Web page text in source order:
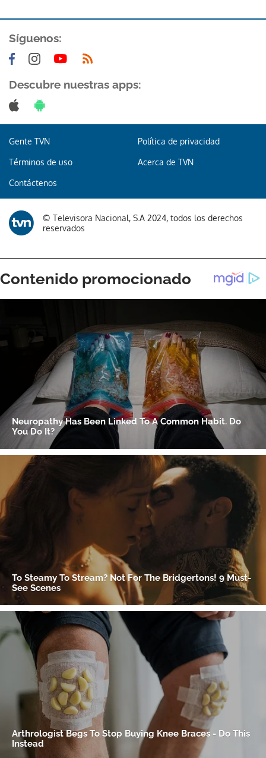
Gracias por suscribirte a nuestro boletín.
Síguenos:
Descubre nuestras apps:
Gente TVN Política de privacidad
Términos de uso Acerca de TVN
Contáctenos
© Televisora Nacional, S.A 2024, todos los derechos
reservados